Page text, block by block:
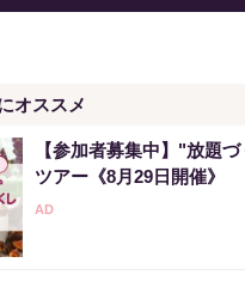
オススメ
【参加者募集中】"放題
ツアー《8月29日開催》